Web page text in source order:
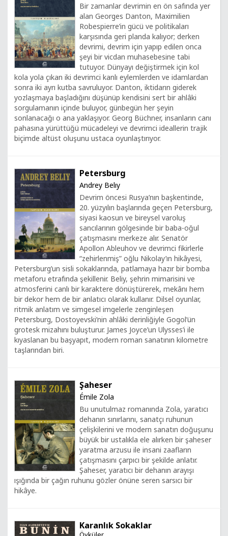
Bir zamanlar devrimin en ön safında yer
alan Georges Danton, Maximilien
Robespierre’in gücü ve politikaları
karşısında geri planda kalıyor; derken
devrimi, devrim için yapıp edilen onca
şeyi bir vicdan muhasebesine tabi
tutuyor. Dünyayı değiştirmek için kol
kola yola çıkan iki devrimci kanlı eylemlerden ve idamlardan
sonra iki ayrı kutba savruluyor. Danton, iktidarın giderek
yozlaşmaya başladığını düşünüp kendisini sert bir ahlâki
sorgulamanın içinde buluyor, günbegün her şeyin
sonlanacağı o ana yaklaşıyor. Georg Büchner, insanların canı
pahasına yürüttüğü mücadeleyi ve devrimci ideallerin trajik
biçimde altüst oluşunu ustaca oyunlaştırıyor.
Petersburg
Andrey Belıy
Devrim öncesi Rusya’nın başkentinde,
20. yüzyılın başlarında geçen Petersburg,
siyasi kaosun ve bireysel varoluş
sancılarının gölgesinde bir baba-oğul
çatışmasını merkeze alır. Senatör
Apollon Ableuhov ve devrimci fikirlerle
“zehirlenmiş” oğlu Nikolay’ın hikâyesi,
Petersburg’un sisli sokaklarında, patlamaya hazır bir bomba
metaforu etrafında şekillenir. Beliy, şehrin mimarisini ve
atmosferini canlı bir karaktere dönüştürerek, mekânı hem
bir dekor hem de bir anlatıcı olarak kullanır. Dilsel oyunlar,
ritmik anlatım ve simgesel imgelerle zenginleşen
Petersburg, Dostoyevski’nin ahlâki derinliğiyle Gogol’ün
grotesk mizahını buluşturur. James Joyce’un Ulysses’i ile
kıyaslanan bu başyapıt, modern roman sanatının kilometre
taşlarından biri.
Şaheser
Émile Zola
Bu unutulmaz romanında Zola, yaratıcı
dehanın sınırlarını, sanatçı ruhunun
çelişkilerini ve modern sanatın doğuşunu
büyük bir ustalıkla ele alırken bir şaheser
yaratma arzusu ile insani zaafların
çatışmasını çarpıcı bir şekilde anlatır.
Şaheser, yaratıcı bir dehanın arayışı
ışığında bir çağın ruhunu gözler önüne seren sarsıcı bir
hikâye.
Karanlık Sokaklar